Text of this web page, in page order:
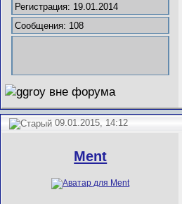
Регистрация: 19.01.2014
Сообщения: 108
09.01.2015, 14:12
Ment